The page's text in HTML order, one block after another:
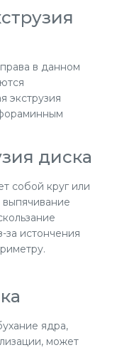
в данном
экструзия
диска
собой круг или
выпячивание
за истончения
ядра,
может